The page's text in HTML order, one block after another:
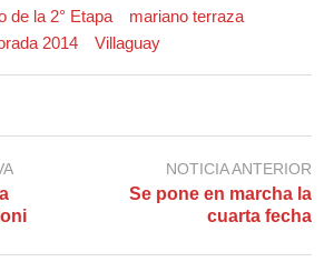
de la 2° Etapa
mariano terraza
2014 Villaguay
NOTICIA ANTERIOR
Se pone en marcha la
cuarta fecha